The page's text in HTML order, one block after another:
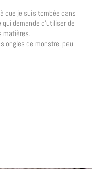
que je suis tombée dans
qui demande d’utiliser de
matières.
ongles de monstre, peu